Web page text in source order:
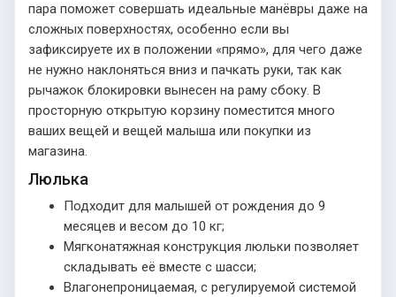
пара поможет совершать идеальные манёвры даже на
сложных поверхностях, особенно если вы
зафиксируете их в положении «прямо», для чего даже
не нужно наклоняться вниз и пачкать руки, так как
рычажок блокировки вынесен на раму сбоку. В
просторную открытую корзину поместится много
ваших вещей и вещей малыша или покупки из
магазина.
Люлька
Подходит для малышей от рождения до 9
месяцев и весом до 10 кг;
Мягконатяжная конструкция люльки позволяет
складывать её вместе с шасси;
Влагонепроницаемая, с регулируемой системой